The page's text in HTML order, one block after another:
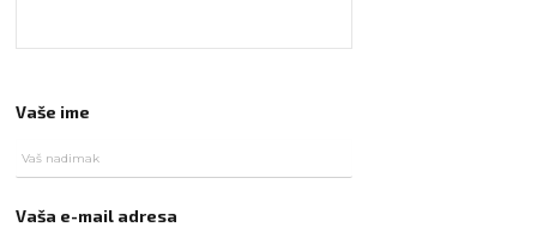
Vaše ime
Vaša e-mail adresa